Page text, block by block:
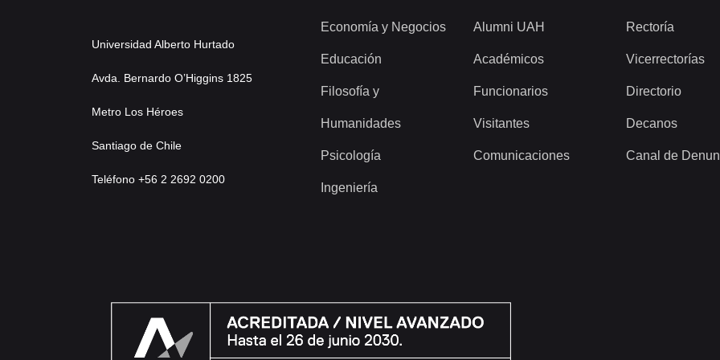
Universidad Alberto Hurtado
Avda. Bernardo O’Higgins 1825
Metro Los Héroes
Santiago de Chile
Teléfono +56 2 2692 0200
Economía y Negocios
Educación
Filosofía y
Humanidades
Psicología
Ingeniería
Alumni UAH
Académicos
Funcionarios
Visitantes
Comunicaciones
Rectoría
Vicerrectorías
Directorio
Decanos
Canal de